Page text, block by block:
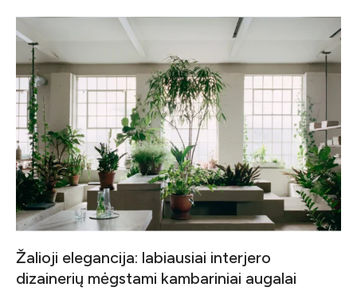
Žalioji elegancija: labiausiai interjero
dizainerių mėgstami kambariniai augalai